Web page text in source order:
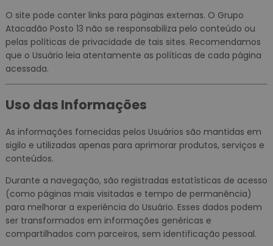
O site pode conter links para páginas externas. O Grupo
Atacadão Posto 13 não se responsabiliza pelo conteúdo ou
pelas políticas de privacidade de tais sites. Recomendamos
que o Usuário leia atentamente as políticas de cada página
acessada.
Uso das Informações
As informações fornecidas pelos Usuários são mantidas em
sigilo e utilizadas apenas para aprimorar produtos, serviços e
conteúdos.
Durante a navegação, são registradas estatísticas de acesso
(como páginas mais visitadas e tempo de permanência)
para melhorar a experiência do Usuário. Esses dados podem
ser transformados em informações genéricas e
compartilhados com parceiros, sem identificação pessoal.